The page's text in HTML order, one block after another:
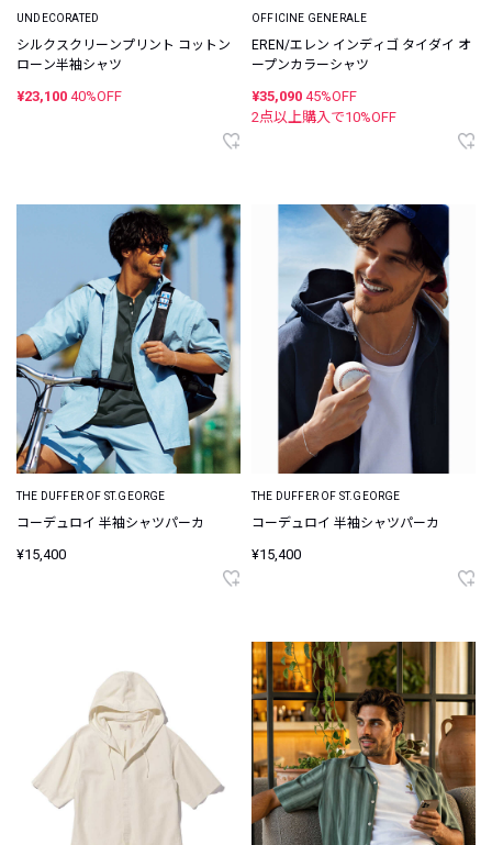
UNDECORATED
シルクスクリーンプリント コットン
ローン半袖シャツ
¥23,100 40%OFF
OFFICINE GENERALE
EREN/エレン インディゴ タイダイ オ
ープンカラーシャツ
¥35,090 45%OFF
2点以上購入で10%OFF
THE DUFFER OF ST.GEORGE
コーデュロイ 半袖シャツパーカ
¥15,400
THE DUFFER OF ST.GEORGE
コーデュロイ 半袖シャツパーカ
¥15,400